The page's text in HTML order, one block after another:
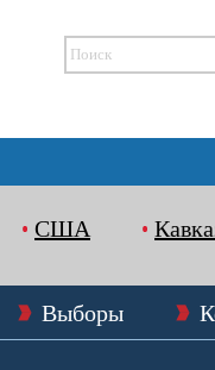
США
Выборы